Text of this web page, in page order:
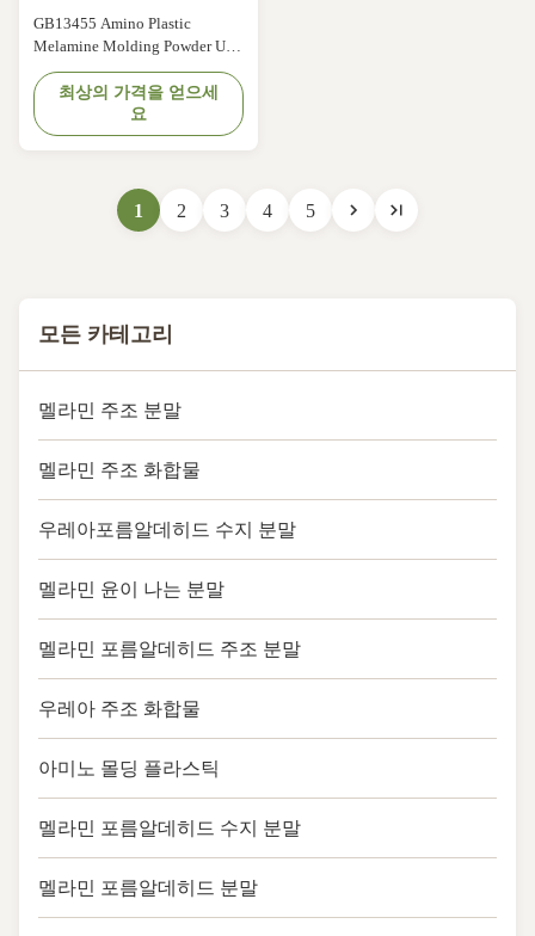
플라스틱 멜라민
GB13455 Amino Plastic
Melamine Molding Powder UM
Resin Compond CAS 108-78-1
PH 8. Urea Moulding
Compound Resin Powder Urea
Resin Product description Urea-
resin. English abbreviation UF,
is urea and formaldehyde in the
최상의 가격을 얻으세
요
1 2 3 4 5
모든 카테고리
멜라민 주조 분말
멜라민 주조 화합물
우레아포름알데히드 수지 분말
멜라민 윤이 나는 분말
멜라민 포름알데히드 주조 분말
우레아 주조 화합물
아미노 몰딩 플라스틱
멜라민 포름알데히드 수지 분말
멜라민 포름알데히드 분말